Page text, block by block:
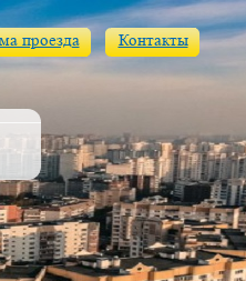
проезда Контакты